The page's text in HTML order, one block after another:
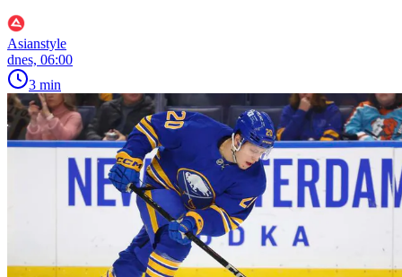
Asianstyle
dnes, 06:00
3 min